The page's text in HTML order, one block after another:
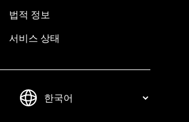
법적 정보
서비스 상태